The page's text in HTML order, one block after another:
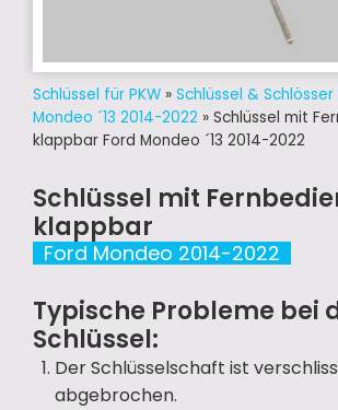
Schlüssel für PKW » Schlüssel & Schlösser
Mondeo ´13 2014-2022 » Schlüssel mit
klappbar Ford Mondeo ´13 2014-2022
Schlüssel mit
klappbar
Ford Mondeo 2014-2022
Typische Probleme bei
Schlüssel:
Der Schlüsselschaft ist
abgebrochen.